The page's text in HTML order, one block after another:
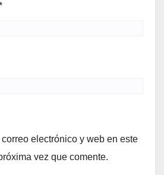
electrónico y web en este
vez que comente.